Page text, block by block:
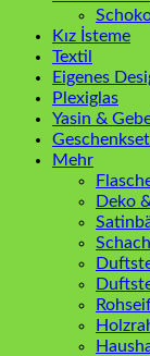
Kız İsteme
Textil
Eigenes
Plexiglas
Yasin &
Mehr
Deko